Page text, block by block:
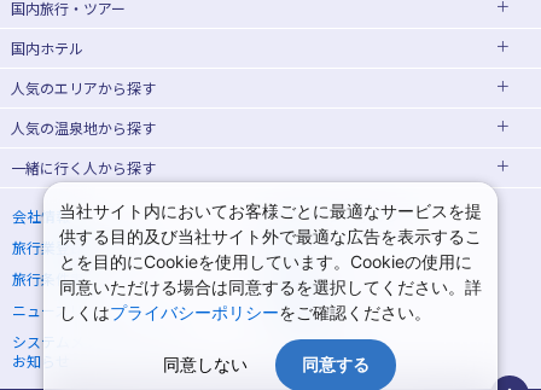
出張パック
東京ディズニーリゾート®への旅
ユニバーサル・スタジオ・ジャパン(USJ)
夏休み・お盆休み旅行 シルバーウィーク旅行
冬休み旅行 紅葉旅行
クリスマスの旅行 年末年始・お正月の旅行
7月の旅行 8月の旅行
9月の旅行 10月の旅行
11月の旅行 1月の旅行
国内旅行・ツアー
北海道旅行・ツアー
東北旅行・ツアー
青森旅行・ツアー
宮城旅行・ツアー
山形旅行・ツアー 福島旅行・ツアー
関東旅行・ツアー
東京旅行・ツアー 神奈川旅行・ツアー
埼玉旅行・ツアー 千葉旅行・ツアー
茨城旅行・ツアー 栃木旅行・ツアー
国内ホテル
北海道ホテル・旅館
青森ホテル・旅館 岩手ホテル・旅館
宮城ホテル・旅館 秋田ホテル・旅館
山形ホテル・旅館 福島ホテル・旅館
東京ホテル・旅館 神奈川ホテル・旅館
人気のエリアから探す
函館旅行
仙台旅行
日光旅行
小笠原旅行 大島旅行
人気の温泉地から探す
北海道
湯の川温泉(北海道) 定山渓温泉(北海道)
十勝川温泉(北海道) 阿寒湖温泉(北海道)
洞爺湖温泉(北海道) 川湯温泉(北海道)
層雲峡温泉(北海道) 知床温泉(北海道)
東北
一緒に行く人から探す
一人旅 国内版 家族・子連れ旅行 国内版
カップル・夫婦旅行 国内版 女子旅 国内版
卒業旅行・学生旅行 国内版
会社情報
プライバシーポリシー
旅行業登録票・約款
規約集
旅行条件書
商標について
ニュースリリース
採用情報
システムメンテナンスの
お知らせ
サイトマップ
当社サイト内においてお客様ごとに最適なサービスを提
供する目的及び当社サイト外で最適な広告を表示するこ
とを目的にCookieを使用しています。Cookieの使用に
同意いただける場合は同意するを選択してください。詳
しくはプライバシーポリシーをご確認ください。
同意しない 同意する